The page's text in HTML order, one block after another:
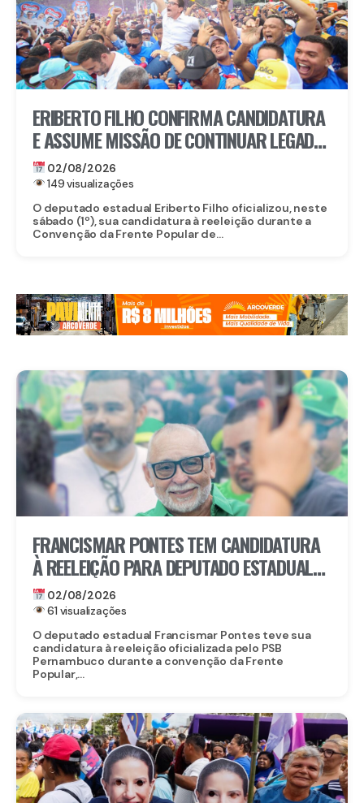
ERIBERTO FILHO CONFIRMA CANDIDATURA
E ASSUME MISSÃO DE CONTINUAR LEGADO
DE ERIBERTO MEDEIROS
02/08/2026
149 visualizações
O deputado estadual Eriberto Filho oficializou, neste
sábado (1º), sua candidatura à reeleição durante a
Convenção da Frente Popular de...
FRANCISMAR PONTES TEM CANDIDATURA
À REELEIÇÃO PARA DEPUTADO ESTADUAL
OFICIALIZADA
02/08/2026
61 visualizações
O deputado estadual Francismar Pontes teve sua
candidatura à reeleição oficializada pelo PSB
Pernambuco durante a convenção da Frente
Popular,...